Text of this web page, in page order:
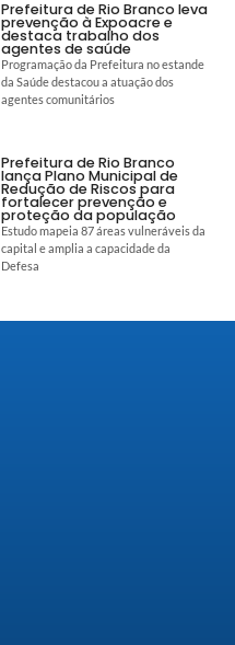
Prefeitura de Rio Branco leva
prevenção à Expoacre e
destaca trabalho dos
agentes de saúde
Programação da Prefeitura no estande
da Saúde destacou a atuação dos
agentes comunitários
Prefeitura de Rio Branco
lança Plano Municipal de
Redução de Riscos para
fortalecer prevenção e
proteção da população
Estudo mapeia 87 áreas vulneráveis da
capital e amplia a capacidade da
Defesa